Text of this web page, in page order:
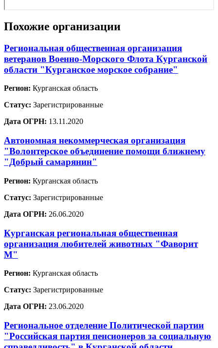
Похожие организации
Региональная общественная организация
ветеранов Военно-Морского Флота Курганской
области "Курганское морское собрание"
Регион: Курганская область
Статус: Зарегистрированные
Дата ОГРН: 13.11.2020
Автономная некоммерческая организация
"Волонтерское объединение помощи ближнему
"Добрый самарянин"
Регион: Курганская область
Статус: Зарегистрированные
Дата ОГРН: 26.06.2020
Курганская региональная общественная
организация любителей животных "Фаворит
М"
Регион: Курганская область
Статус: Зарегистрированные
Дата ОГРН: 23.06.2020
Региональное отделение Политической партии
"Российская партия пенсионеров за социальную